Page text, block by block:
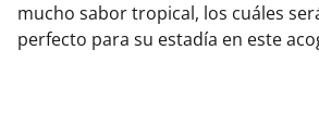
mucho sabor tropical, los cuáles
perfecto para su estadía en este